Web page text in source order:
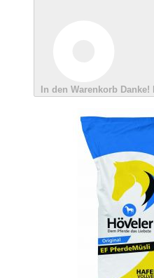
In den Warenkorb Danke!